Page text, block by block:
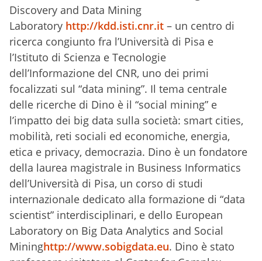
Discovery and Data Mining
Laboratory http://kdd.isti.cnr.it – un centro di
ricerca congiunto fra l’Università di Pisa e
l’Istituto di Scienza e Tecnologie
dell’Informazione del CNR, uno dei primi
focalizzati sul “data mining”. Il tema centrale
delle ricerche di Dino è il “social mining” e
l’impatto dei big data sulla società: smart cities,
mobilità, reti sociali ed economiche, energia,
etica e privacy, democrazia. Dino è un fondatore
della laurea magistrale in Business Informatics
dell’Università di Pisa, un corso di studi
internazionale dedicato alla formazione di “data
scientist” interdisciplinari, e dello European
Laboratory on Big Data Analytics and Social
Mininghttp://www.sobigdata.eu. Dino è stato